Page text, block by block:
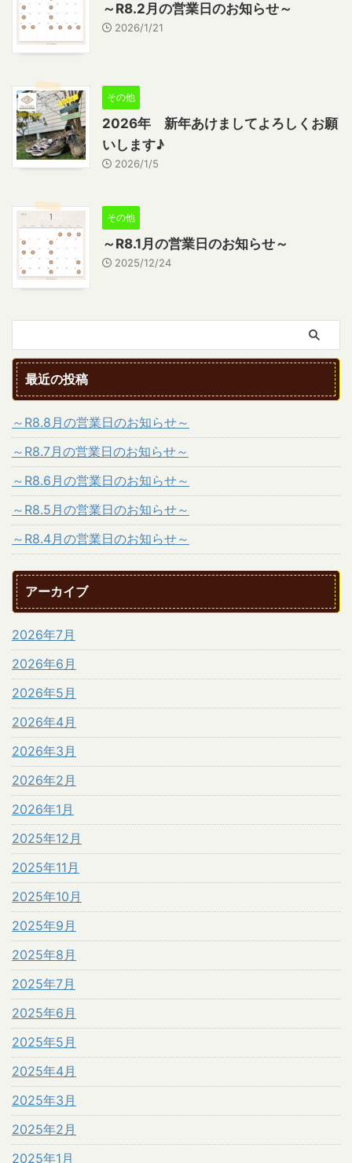
～R8.2月の営業日のお知らせ～
2026/1/21
その他
2026年 新年あけましてよろしくお願
いします♪
2026/1/5
その他
～R8.1月の営業日のお知らせ～
2025/12/24
最近の投稿
～R8.8月の営業日のお知らせ～
～R8.7月の営業日のお知らせ～
～R8.6月の営業日のお知らせ～
～R8.5月の営業日のお知らせ～
～R8.4月の営業日のお知らせ～
アーカイブ
2026年7月
2026年6月
2026年5月
2026年4月
2026年3月
2026年2月
2026年1月
2025年12月
2025年11月
2025年10月
2025年9月
2025年8月
2025年7月
2025年6月
2025年5月
2025年4月
2025年3月
2025年2月
2025年1月